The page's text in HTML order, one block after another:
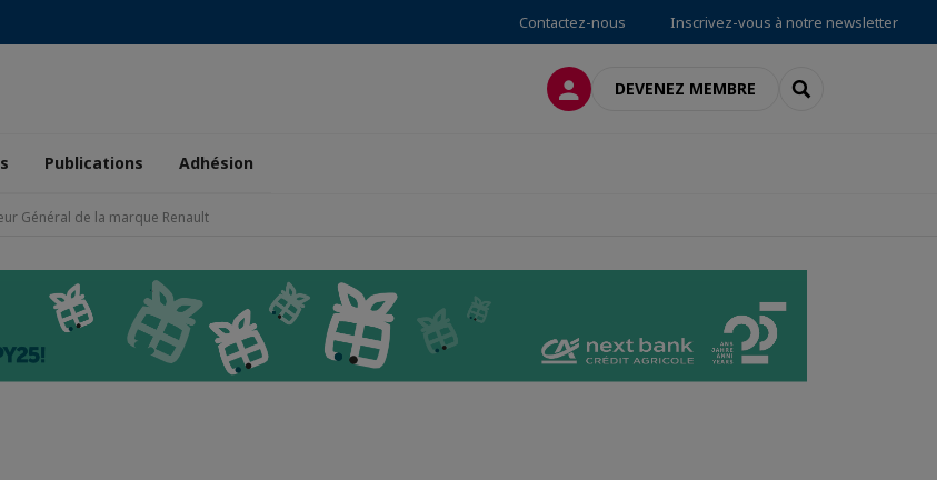
Contactez-nous Inscrivez-vous à notre newsletter
CONNEXIONDEVENEZ MEMBRE RECHERCHER
Publications Adhésion
Général de la marque Renault